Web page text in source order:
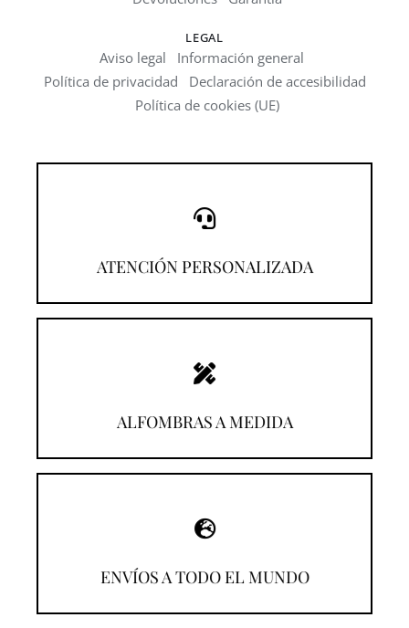
LEGAL
Aviso legal
Información general
Política de privacidad
Declaración de accesibilidad
Política de cookies (UE)
ATENCIÓN PERSONALIZADA
¡Llámanos!
ALFOMBRAS A MEDIDA
¡Descúbrelas!
ENVÍOS A TODO EL MUNDO
¡Compra desde donde estés!